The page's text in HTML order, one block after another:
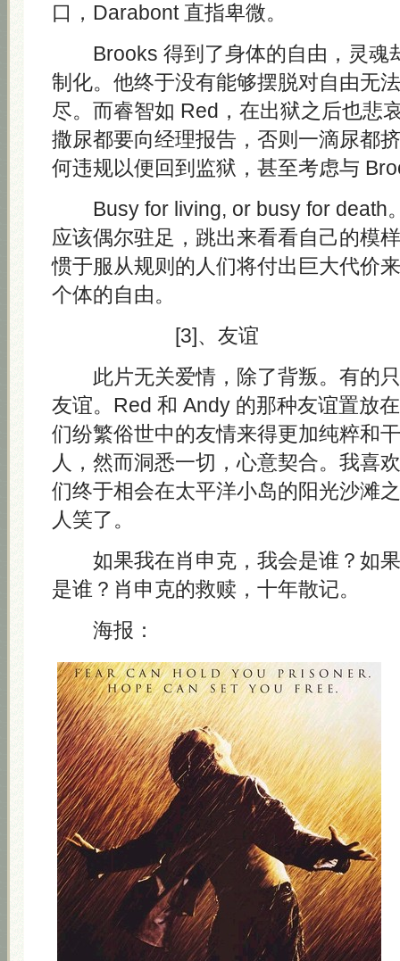
口，Darabont 直指卑微。
Brooks 得到了身体的自由，灵魂
制化。他终于没有能够摆脱对自由无
尽。而睿智如 Red，在出狱之后也悲
撒尿都要向经理报告，否则一滴尿都
何违规以便回到监狱，甚至考虑与
Busy for living, or busy for death
应该偶尔驻足，跳出来看看自己的模
惯于服从规则的人们将付出巨大代价
个体的自由。
[3]、友谊
此片无关爱情，除了背叛。有的只
友谊。Red 和 Andy 的那种友谊置放
们纷繁俗世中的友情来得更加纯粹和
人，然而洞悉一切，心意契合。我喜
们终于相会在太平洋小岛的阳光沙滩
人笑了。
如果我在肖申克，我会是谁？如果
是谁？肖申克的救赎，十年散记。
海报：